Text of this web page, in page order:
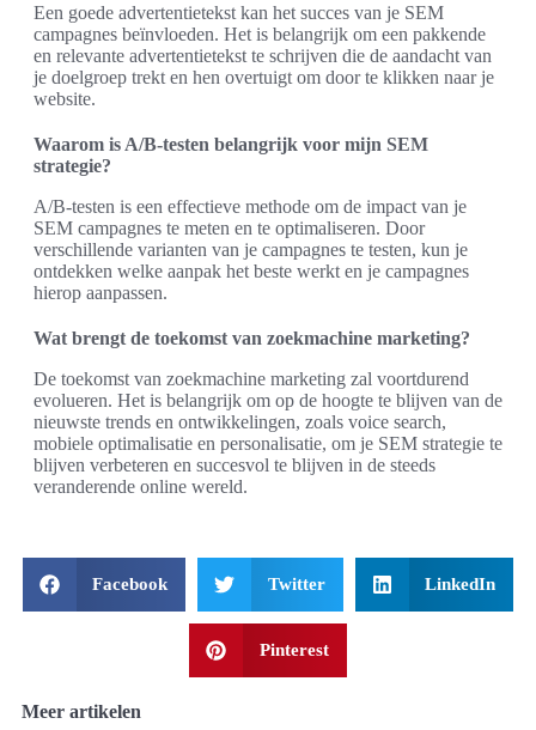
Een goede advertentietekst kan het succes van je SEM
campagnes beïnvloeden. Het is belangrijk om een pakkende
en relevante advertentietekst te schrijven die de aandacht van
je doelgroep trekt en hen overtuigt om door te klikken naar je
website.
Waarom is A/B-testen belangrijk voor mijn SEM
strategie?
A/B-testen is een effectieve methode om de impact van je
SEM campagnes te meten en te optimaliseren. Door
verschillende varianten van je campagnes te testen, kun je
ontdekken welke aanpak het beste werkt en je campagnes
hierop aanpassen.
Wat brengt de toekomst van zoekmachine marketing?
De toekomst van zoekmachine marketing zal voortdurend
evolueren. Het is belangrijk om op de hoogte te blijven van de
nieuwste trends en ontwikkelingen, zoals voice search,
mobiele optimalisatie en personalisatie, om je SEM strategie te
blijven verbeteren en succesvol te blijven in de steeds
veranderende online wereld.
Facebook Twitter LinkedIn
Pinterest
Meer artikelen